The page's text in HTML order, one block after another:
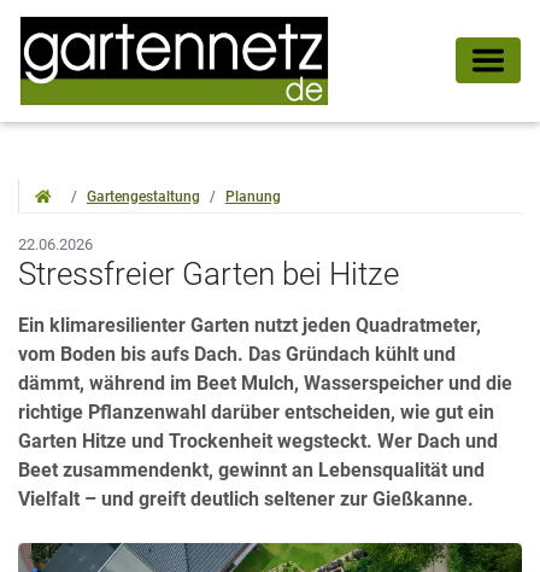
Gartengestaltung Planung
22.06.2026
Stressfreier Garten bei Hitze
Ein klimaresilienter Garten nutzt jeden Quadratmeter,
vom Boden bis aufs Dach. Das Gründach kühlt und
dämmt, während im Beet Mulch, Wasserspeicher und die
richtige Pflanzenwahl darüber entscheiden, wie gut ein
Garten Hitze und Trockenheit wegsteckt. Wer Dach und
Beet zusammendenkt, gewinnt an Lebensqualität und
Vielfalt – und greift deutlich seltener zur Gießkanne.